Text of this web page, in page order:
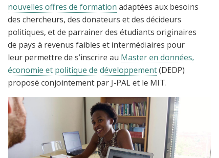
nouvelles offres de formation adaptées aux besoins
des chercheurs, des donateurs et des décideurs
politiques, et de parrainer des étudiants originaires
de pays à revenus faibles et intermédiaires pour
leur permettre de s’inscrire au Master en données,
économie et politique de développement(DEDP)
proposé conjointement par J-PAL et le MIT.